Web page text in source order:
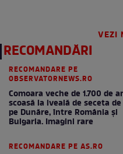
VEZI
RECOMANDĂRI
RECOMANDARE PE
OBSERVATORNEWS.RO
Comoara veche de 1.700 de
scoasă la iveală de seceta de
pe Dunăre, între România şi
Bulgaria. Imagini rare
RECOMANDARE PE AS.RO